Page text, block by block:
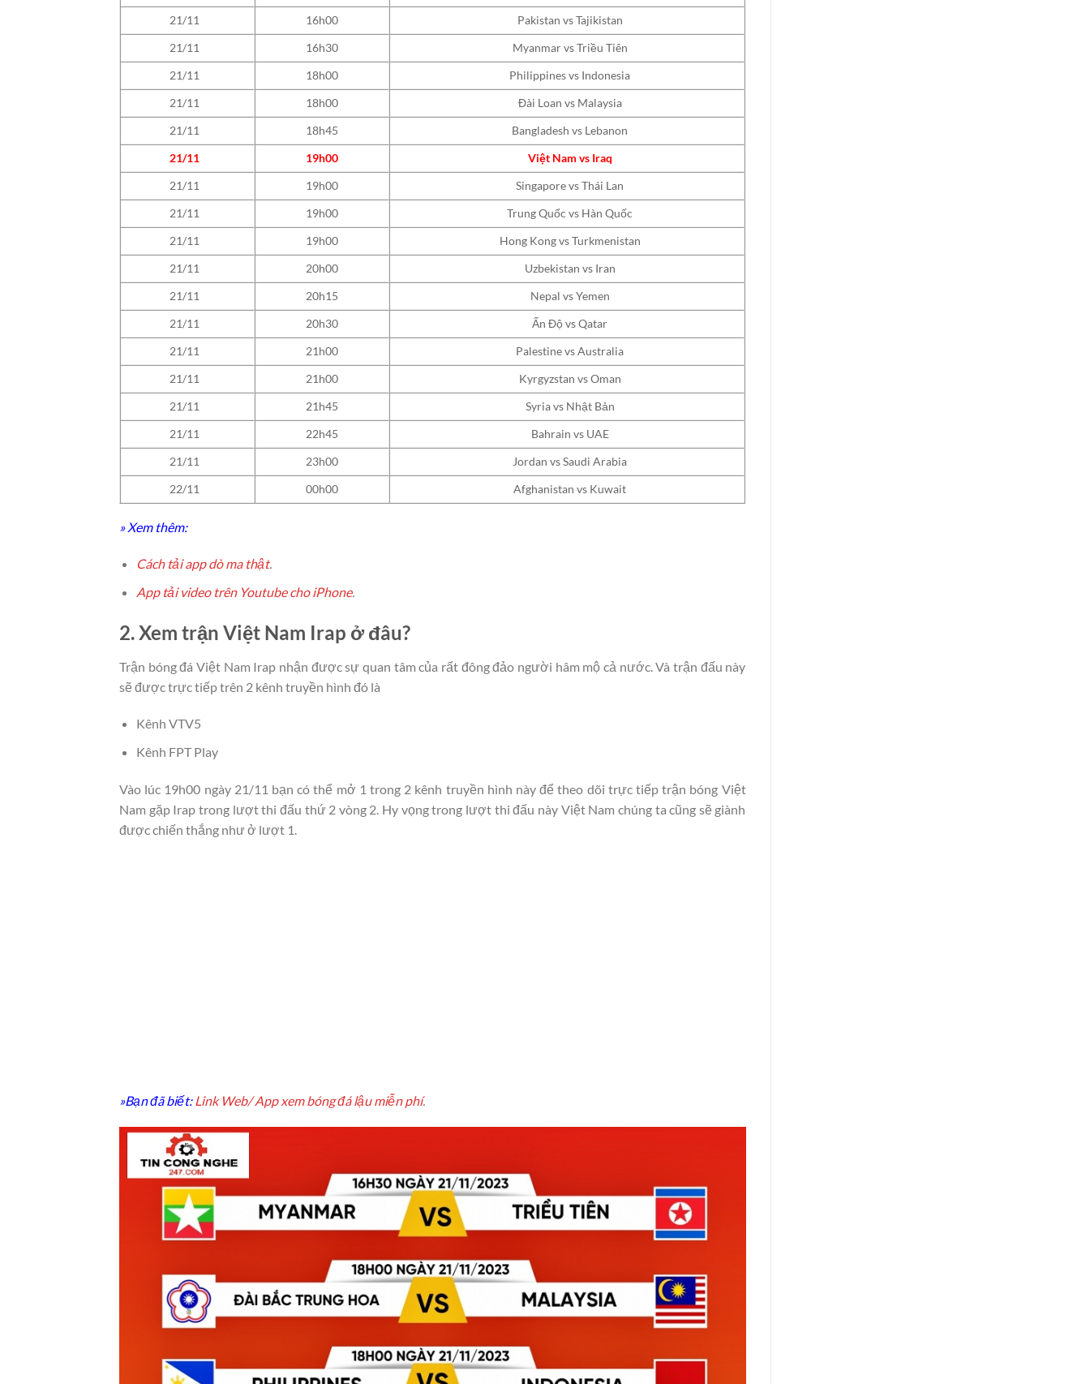
21/11
16h00
Pakistan vs Tajikistan
21/11
16h30
Myanmar vs Triều Tiên
21/11
18h00
Philippines vs Indonesia
21/11
18h00
Đài Loan vs Malaysia
21/11
18h45
Bangladesh vs Lebanon
21/11
19h00
Việt Nam vs Iraq
21/11
19h00
Singapore vs Thái Lan
21/11
19h00
Trung Quốc vs Hàn Quốc
21/11
19h00
Hong Kong vs Turkmenistan
21/11
20h00
Uzbekistan vs Iran
21/11
20h15
Nepal vs Yemen
21/11
20h30
Ấn Độ vs Qatar
21/11
21h00
Palestine vs Australia
21/11
21h00
Kyrgyzstan vs Oman
21/11
21h45
Syria vs Nhật Bản
21/11
22h45
Bahrain vs UAE
21/11
23h00
Jordan vs Saudi Arabia
22/11
00h00 Afghanistan vs Kuwait
» Xem thêm:
Cách tải app dò ma thật.
App tải video trên Youtube cho iPhone.
2. Xem trận Việt Nam Irap ở đâu?
Trận bóng đá Việt Nam Irap nhận được sự quan tâm của rất đông đảo người hâm mộ cả nước. Và trận đấu này
sẽ được trực tiếp trên 2 kênh truyền hình đó là
Kênh VTV5
Kênh FPT Play
Vào lúc 19h00 ngày 21/11 bạn có thể mở 1 trong 2 kênh truyền hình này để theo dõi trực tiếp trận bóng Việt
Nam gặp Irap trong lượt thi đấu thứ 2 vòng 2. Hy vọng trong lượt thi đấu này Việt Nam chúng ta cũng sẽ giành
được chiến thắng như ở lượt 1.
»Bạn đã biết: Link Web/ App xem bóng đá lậu miễn phí.